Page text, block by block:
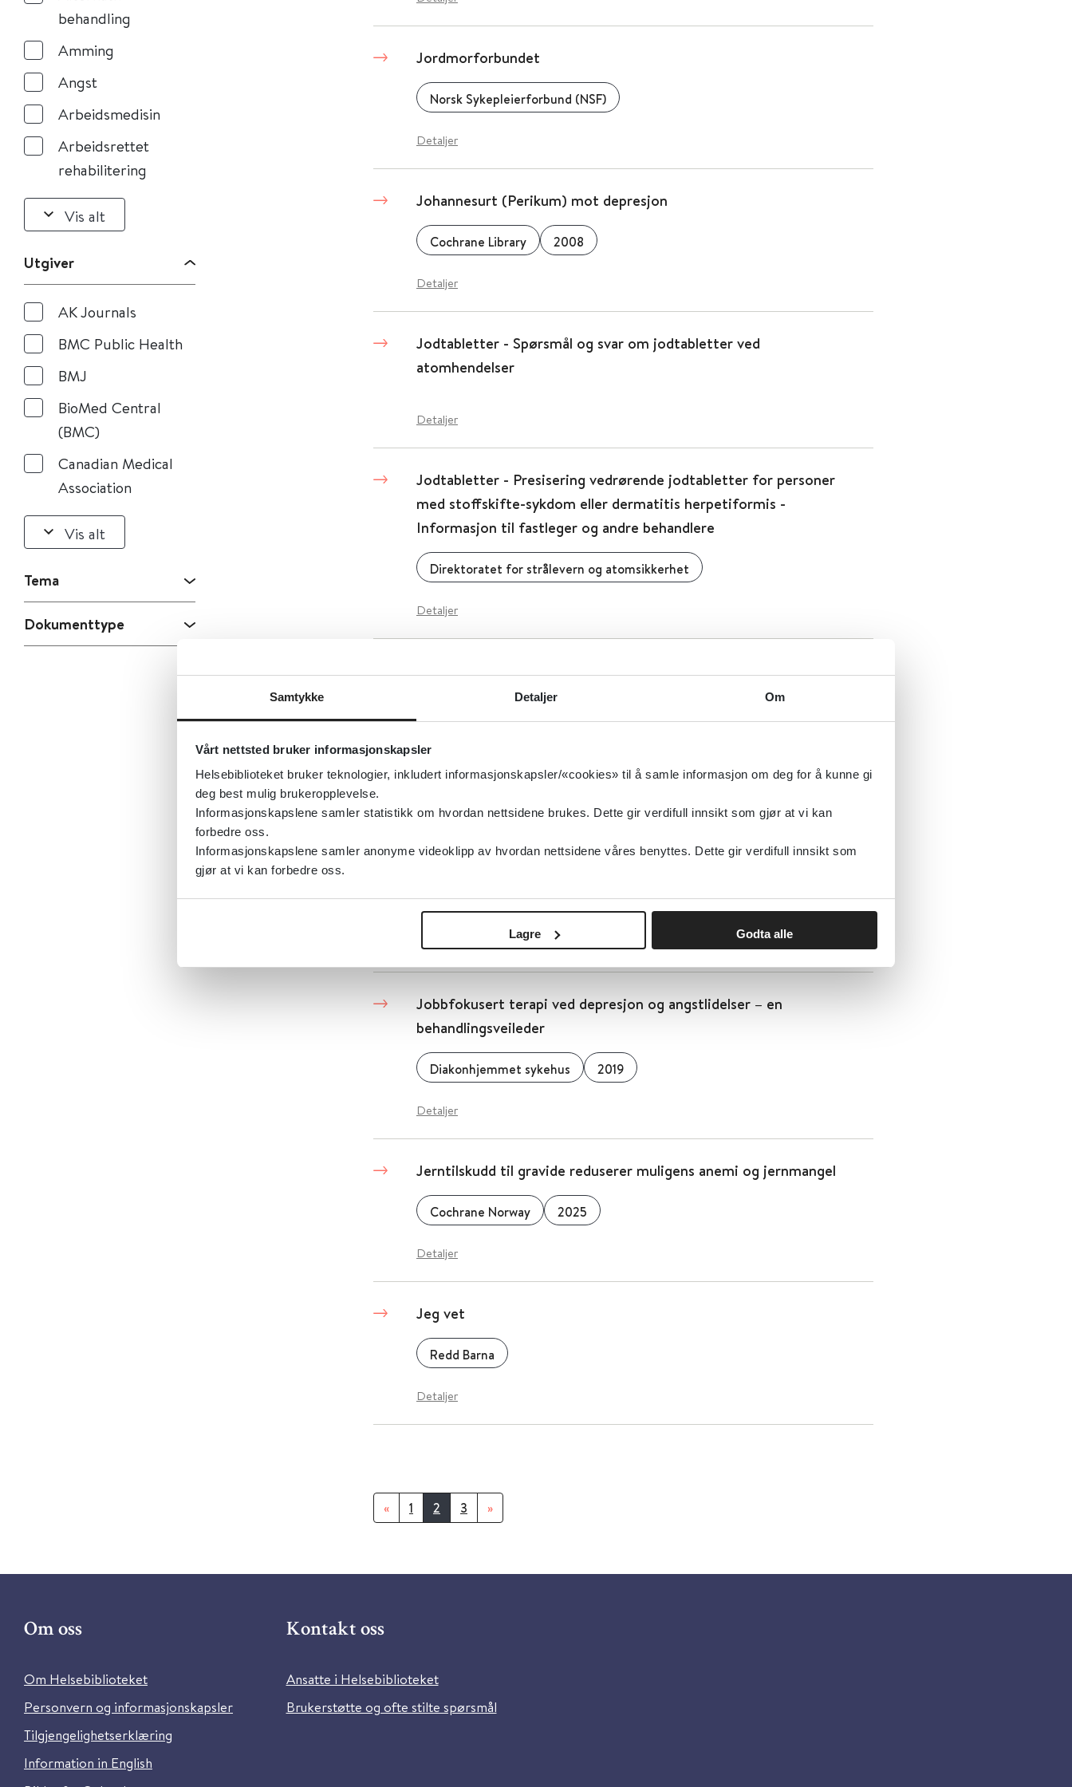
Samtykke Detaljer Om
Vårt nettsted bruker informasjonskapsler
Helsebiblioteket bruker teknologier, inkludert informasjonskapsler/«cookies» til å samle informasjon om deg for å kunne gi
deg best mulig brukeropplevelse.
Informasjonskapslene samler statistikk om hvordan nettsidene brukes. Dette gir verdifull innsikt som gjør at vi kan
forbedre oss.
Informasjonskapslene samler anonyme videoklipp av hvordan nettsidene våres benyttes. Dette gir verdifull innsikt som
gjør at vi kan forbedre oss.
Lagre Godta alle
behandling
Amming
Angst
Arbeidsmedisin
Arbeidsrettet
rehabilitering
Vis alt
Utgiver
AK Journals
BMC Public Health
BMJ
BioMed Central
(BMC)
Canadian Medical
Association
Vis alt
Tema
Dokumenttype
Jordmorforbundet
Norsk Sykepleierforbund (NSF)
Detaljer
Johannesurt (Perikum) mot depresjon
Cochrane Library 2008
Detaljer
Jodtabletter - Spørsmål og svar om jodtabletter ved
atomhendelser
Detaljer
Jodtabletter - Presisering vedrørende jodtabletter for personer
med stoffskifte-sykdom eller dermatitis herpetiformis -
Informasjon til fastleger og andre behandlere
Direktoratet for strålevern og atomsikkerhet
Detaljer
Jodtabletter - inntak av jodtabletter for innsatspersonell – Råd fra
DSA og CBRNE-senteret
Detaljer
helsepersonell
Direktoratet for strålevern og atomsikkerhet Helsedirektoratet Statens legemiddelverk
Detaljer
Jobbfokusert terapi ved depresjon og angstlidelser – en
behandlingsveileder
Diakonhjemmet sykehus 2019
Detaljer
Jerntilskudd til gravide reduserer muligens anemi og jernmangel
Cochrane Norway 2025
Detaljer
Jeg vet
Redd Barna
Detaljer
« 1 2 3 »
Om oss
Om Helsebiblioteket
Personvern og informasjonskapsler
Tilgjengelighetserklæring
Information in English
Kontakt oss
Ansatte i Helsebiblioteket
Brukerstøtte og ofte stilte spørsmål